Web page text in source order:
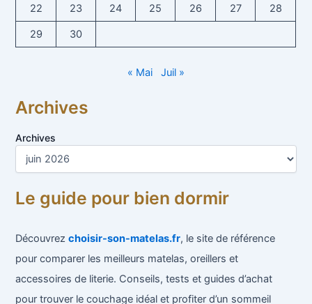
22 23 24 25 26 27 28
29 30
« Mai Juil »
Archives
Archives
Le guide pour bien dormir
Découvrezchoisir-son-matelas.fr, le site de référence
pour comparer les meilleurs matelas, oreillers et
accessoires de literie. Conseils, tests et guides d’achat
pour trouver le couchage idéal et profiter d’un sommeil